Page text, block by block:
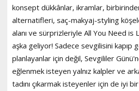
konsept dükkânlar, ikramlar,
alternatifleri, saç-makyaj-styling
alanı ve sürprizleriyle All You Need is
aşka geliyor! Sadece sevgilisini kapıp
planlayanlar için değil, Sevgililer
eğlenmek isteyen yalnız kalpler ve
tadını çıkarmak isteyenler için de iyi